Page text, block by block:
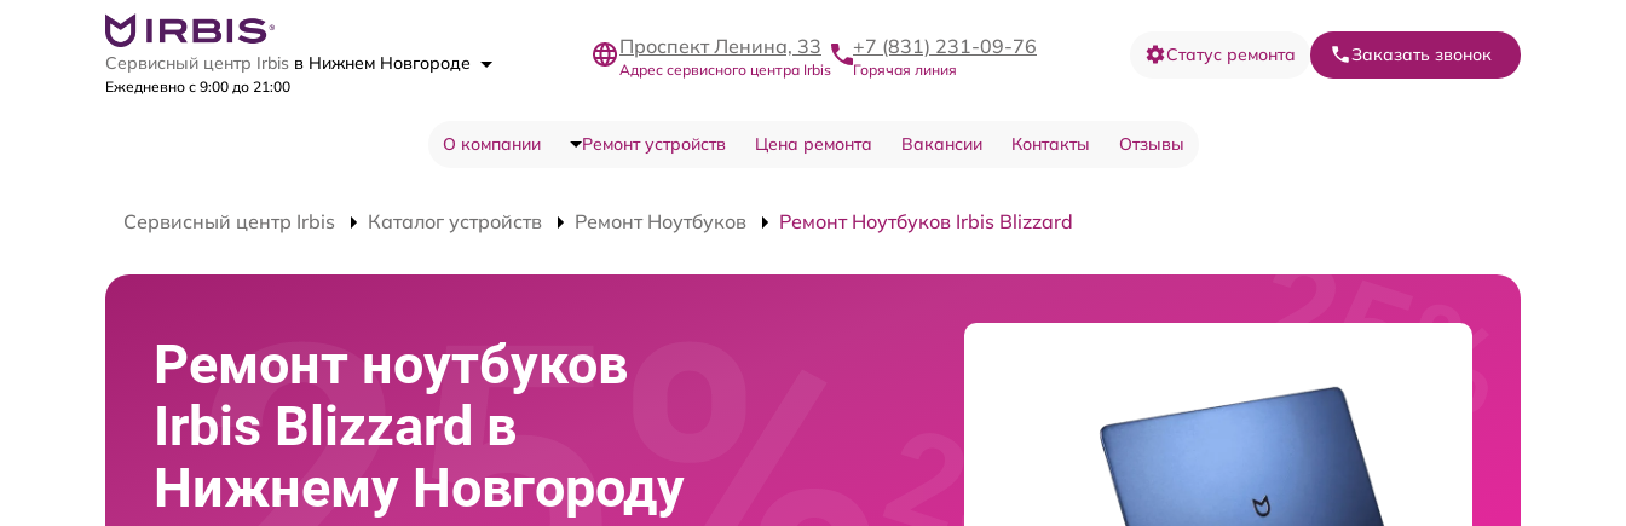
Сервисный центр Irbis в Нижнем Новгороде
Ежедневно с 9:00 до 21:00
Проспект Ленина, 33
Адрес сервисного центра Irbis
+7 (831) 231-09-76
Горячая линия
Статус ремонта Заказать звонок
О компании Ремонт устройств Цена ремонта Вакансии Контакты Отзывы
Сервисный центр Irbis Каталог устройств Ремонт Ноутбуков Ремонт Ноутбуков Irbis Blizzard
Ремонт ноутбуков
Irbis Blizzard в
Нижнему Новгороду